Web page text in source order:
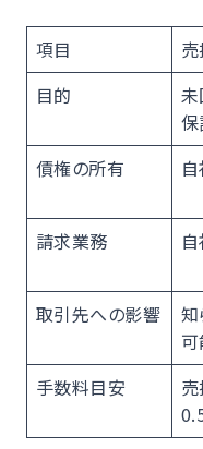
項目
目的
未
債権の所有
請求業務
取引先への影響
知
手数料目安